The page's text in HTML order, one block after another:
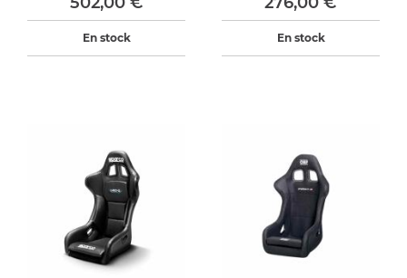
En stock En stock